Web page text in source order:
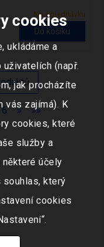
Na objednávku
Do košíku
6 » »»
cookies
ukládáme a
(např.
jak procházíte
vás zajímá). K
cookies, které
služby a
účely
souhlas, který
cookies